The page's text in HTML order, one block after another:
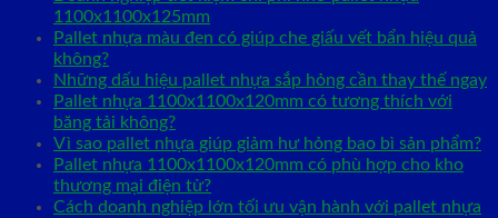
1100x1100x125mm
Pallet nhựa màu đen có giúp che giấu vết bẩn hiệu quả
không?
Những dấu hiệu pallet nhựa sắp hỏng cần thay thế ngay
Pallet nhựa 1100x1100x120mm có tương thích với
băng tải không?
Vì sao pallet nhựa giúp giảm hư hỏng bao bì sản phẩm?
Pallet nhựa 1100x1100x120mm có phù hợp cho kho
thương mại điện tử?
Cách doanh nghiệp lớn tối ưu vận hành với pallet nhựa